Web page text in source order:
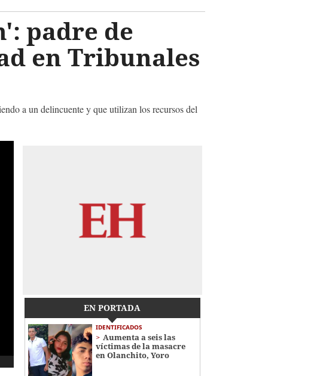
padre de
en Tribunales
a un delincuente y que utilizan los recursos del
EN PORTADA
IDENTIFICADOS
Aumenta a seis las
víctimas de la masacre
en Olanchito, Yoro